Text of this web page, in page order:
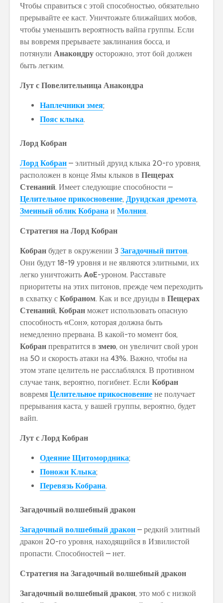
Чтобы справиться с этой способностью, обязательно
прерывайте ее каст. Уничтожьте ближайших мобов,
чтобы уменьшить вероятность вайпа группы. Если
вы вовремя прерываете заклинания босса, и
потянули Анакондру осторожно, этот бой должен
быть легким.
Лут с Повелительница Анакондра
Наплечники змея;
Пояс клыка.
Лорд Кобран
Лорд Кобран – элитный друид клыка 20-го уровня,
расположен в конце Ямы клыков в Пещерах
Стенаний. Имеет следующие способности –
Целительное прикосновение, Друидская дремота,
Змеиный облик Кобрана и Молния.
Стратегия на Лорд Кобран
Кобран будет в окружении 3 Загадочный питон.
Они будут 18-19 уровня и не являются элитными, их
легко уничтожить AоE-уроном. Расставьте
приоритеты на этих питонов, прежде чем переходить
в схватку с Кобраном. Как и все друиды в Пещерах
Стенаний, Кобран может использовать опасную
способность «Сон», которая должна быть
немедленно прервана. В какой-то момент боя,
Кобран превратится в змею, он увеличит свой урон
на 50 и скорость атаки на 43%. Важно, чтобы на
этом этапе целитель не расслаблялся. В противном
случае танк, вероятно, погибнет. Если Кобран
вовремя Целительное прикосновение не получает
прерывания каста, у вашей группы, вероятно, будет
вайп.
Лут с Лорд Кобран
Одеяние Щитомордника;
Поножи Клыка;
Перевязь Кобрана.
Загадочный волшебный дракон
Загадочный волшебный дракон – редкий элитный
дракон 20-го уровня, находящийся в Извилистой
пропасти. Способностей – нет.
Стратегия на Загадочный волшебный дракон
Загадочный волшебный дракон, это моб с низкой